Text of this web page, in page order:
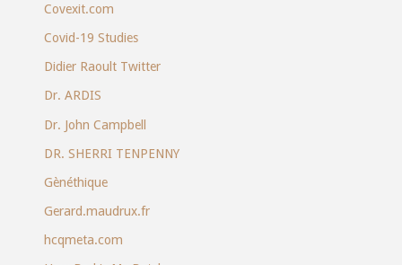
Covexit.com
Covid-19 Studies
Didier Raoult Twitter
Dr. ARDIS
Dr. John Campbell
DR. SHERRI TENPENNY
Gènéthique
Gerard.maudrux.fr
hcqmeta.com